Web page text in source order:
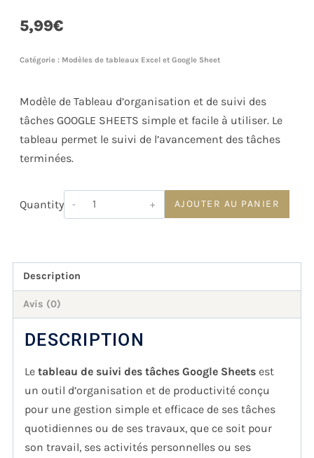
5,99€
Catégorie : Modèles de tableaux Excel et Google Sheet
Modèle de Tableau d’organisation et de suivi des
tâches GOOGLE SHEETS simple et facile à utiliser. Le
tableau permet le suivi de l’avancement des tâches
terminées.
Quantity AJOUTER AU PANIER
Description
Avis (0)
DESCRIPTION
Le tableau de suivi des tâches Google Sheets est
un outil d’organisation et de productivité conçu
pour une gestion simple et efficace de ses tâches
quotidiennes ou de ses travaux, que ce soit pour
son travail, ses activités personnelles ou ses